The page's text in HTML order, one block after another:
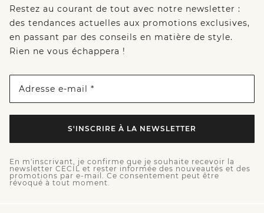
Restez au courant de tout avec notre newsletter :
des tendances actuelles aux promotions exclusives,
en passant par des conseils en matière de style.
Rien ne vous échappera !
Adresse e-mail *
S'INSCRIRE À LA NEWSLETTER
En m'inscrivant, je confirme que je souhaite recevoir la
newsletter CECIL et rester informée des nouveautés et des
promotions par e-mail. Ce consentement peut être
révoqué à tout moment.